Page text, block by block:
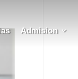
Admision